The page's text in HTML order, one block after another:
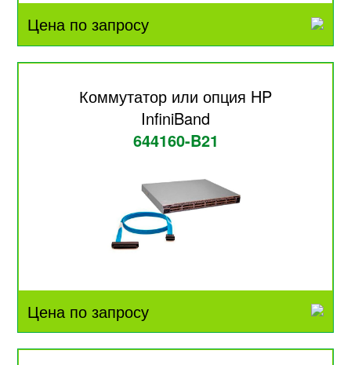
Цена по запросу
Коммутатор или опция HP
InfiniBand
644160-B21
Цена по запросу